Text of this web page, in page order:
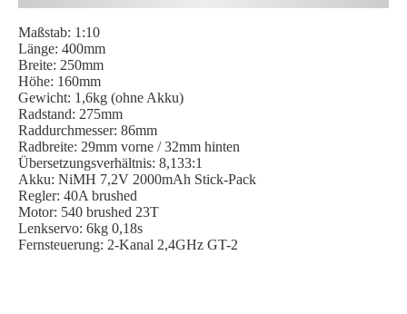
Maßstab: 1:10
Länge: 400mm
Breite: 250mm
Höhe: 160mm
Gewicht: 1,6kg (ohne Akku)
Radstand: 275mm
Raddurchmesser: 86mm
Radbreite: 29mm vorne / 32mm hinten
Übersetzungsverhältnis: 8,133:1
Akku: NiMH 7,2V 2000mAh Stick-Pack
Regler: 40A brushed
Motor: 540 brushed 23T
Lenkservo: 6kg 0,18s
Fernsteuerung: 2-Kanal 2,4GHz GT-2